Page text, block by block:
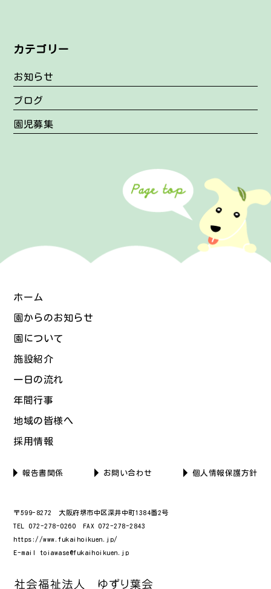
カテゴリー
お知らせ
ブログ
園児募集
ホーム
園からのお知らせ
園について
施設紹介
一日の流れ
年間行事
地域の皆様へ
採用情報
報告書関係 お問い合わせ 個人情報保護方針
〒599-8272 大阪府堺市中区深井中町1384番2号
TEL 072-278-0260 FAX 072-278-2843
https://www.fukaihoikuen.jp/
E-mail toiawase@fukaihoikuen.jp